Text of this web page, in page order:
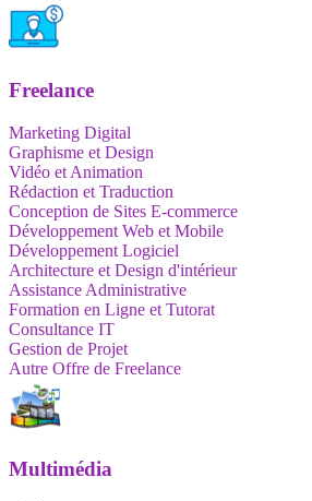
Freelance
Marketing Digital
Graphisme et Design
Vidéo et Animation
Rédaction et Traduction
Conception de Sites E-commerce
Développement Web et Mobile
Développement Logiciel
Architecture et Design d'intérieur
Assistance Administrative
Formation en Ligne et Tutorat
Consultance IT
Gestion de Projet
Autre Offre de Freelance
Multimédia